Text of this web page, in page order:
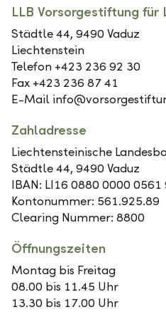
LLB Vorsorgestiftung für
Städtle 44, 9490 Vaduz
Liechtenstein
Telefon +423 236 92 30
Fax +423 236 87 41
E-Mail
Zahladresse
Liechtensteinische
Städtle 44, 9490 Vaduz
IBAN: LI16 0880 0000 0561
Kontonummer: 561.925.89
Clearing Nummer: 8800
Öffnungszeiten
Montag bis Freitag
08.00 bis 11.45 Uhr
13.30 bis 17.00 Uhr